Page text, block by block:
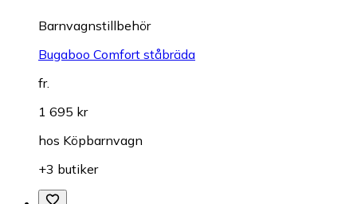
Barnvagnstillbehör
Bugaboo Comfort ståbräda
fr.
1 695 kr
hos Köpbarnvagn
+3 butiker